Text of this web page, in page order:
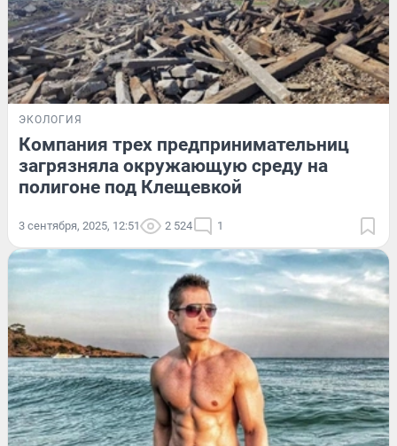
ЭКОЛОГИЯ
Компания трех предпринимательниц
загрязняла окружающую среду на
полигоне под Клещевкой
3 сентября, 2025, 12:51 2 524 1